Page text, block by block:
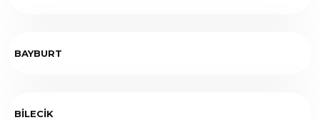
BAYBURT
BİLECİK